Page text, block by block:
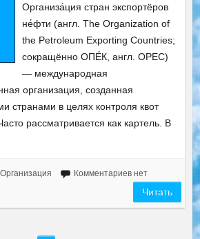
Организа́ция стран экспортёров
не́фти (англ. The Organization of
the Petroleum Exporting Countries;
сокращённо ОПЕ́К, англ. OPEC)
— международная
организация, созданная
странами в целях контроля квот
рассматривается как картель. В
Организация Комментариев нет
Читать